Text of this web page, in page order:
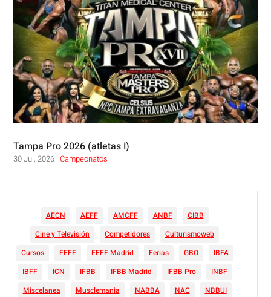
Tampa Pro 2026 (atletas I)
30 Jul, 2026 |Campeonatos
AECN AEFF AMCFF ANBF
CIBB
Cine y Televisión
Competidores
Culturismoweb
Cursos
FEFF FEFF Madrid Ferias GBO
IBFA
IBFF
ICN IFBB IFBB Madrid IFBB Pro
INBF
Miscelanea
Musclemania NABBA NAC
NBBUI